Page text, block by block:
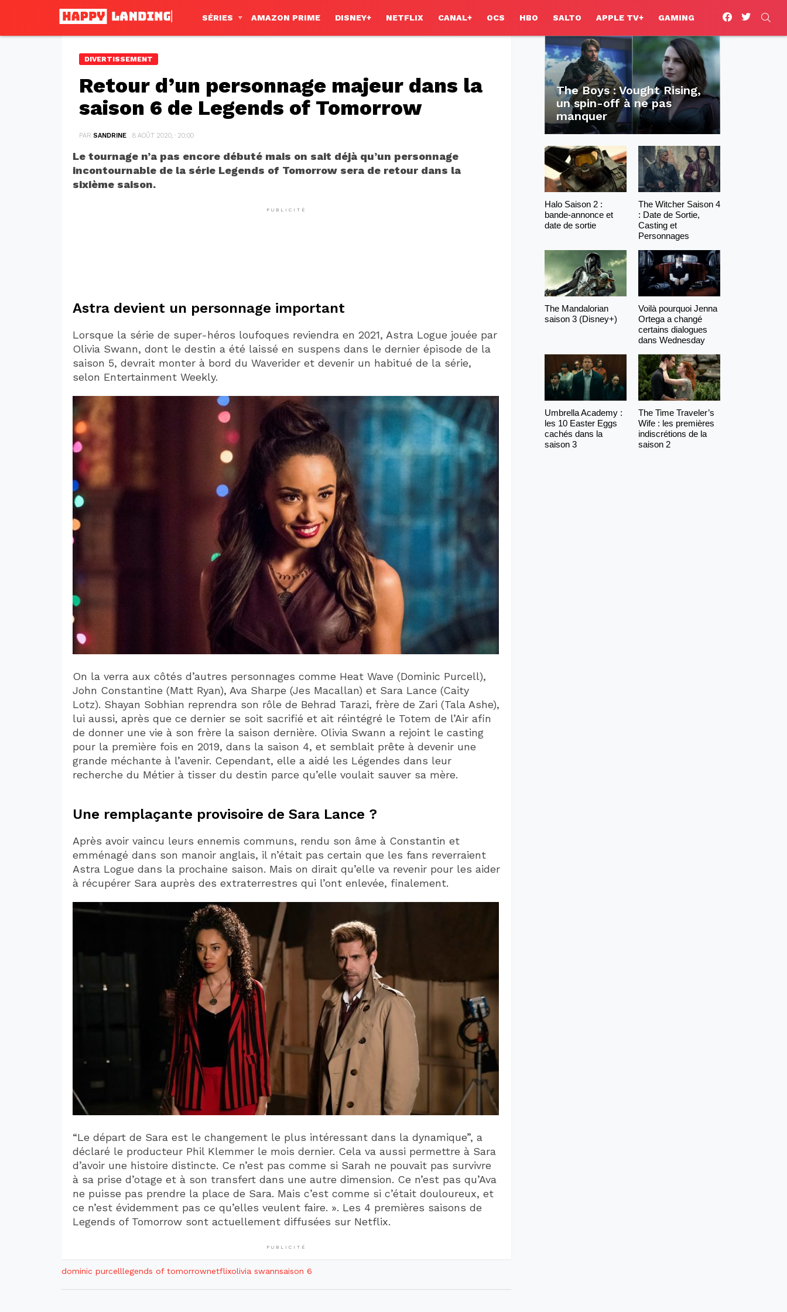
SÉRIES AMAZON PRIME DISNEY+ NETFLIX CANAL+ OCS HBO SALTO APPLE TV+ GAMING
facebooktwitter
DIVERTISSEMENT
Retour d’un personnage majeur dans la
saison 6 de Legends of Tomorrow
PAR SANDRINE 8 AOÛT 2020, · 20:00
Le tournage n’a pas encore débuté mais on sait déjà qu’un personnage
incontournable de la série Legends of Tomorrow sera de retour dans la
sixième saison.
PUBLICITÉ
Astra devient un personnage important
Lorsque la série de super-héros loufoques reviendra en 2021, Astra Logue jouée par
Olivia Swann, dont le destin a été laissé en suspens dans le dernier épisode de la
saison 5, devrait monter à bord du Waverider et devenir un habitué de la série,
selon Entertainment Weekly.
On la verra aux côtés d’autres personnages comme Heat Wave (Dominic Purcell),
John Constantine (Matt Ryan), Ava Sharpe (Jes Macallan) et Sara Lance (Caity
Lotz). Shayan Sobhian reprendra son rôle de Behrad Tarazi, frère de Zari (Tala Ashe),
lui aussi, après que ce dernier se soit sacrifié et ait réintégré le Totem de l’Air afin
de donner une vie à son frère la saison dernière. Olivia Swann a rejoint le casting
pour la première fois en 2019, dans la saison 4, et semblait prête à devenir une
grande méchante à l’avenir. Cependant, elle a aidé les Légendes dans leur
recherche du Métier à tisser du destin parce qu’elle voulait sauver sa mère.
Une remplaçante provisoire de Sara Lance ?
Après avoir vaincu leurs ennemis communs, rendu son âme à Constantin et
emménagé dans son manoir anglais, il n’était pas certain que les fans reverraient
Astra Logue dans la prochaine saison. Mais on dirait qu’elle va revenir pour les aider
à récupérer Sara auprès des extraterrestres qui l’ont enlevée, finalement.
“Le départ de Sara est le changement le plus intéressant dans la dynamique”, a
déclaré le producteur Phil Klemmer le mois dernier. Cela va aussi permettre à Sara
d’avoir une histoire distincte. Ce n’est pas comme si Sarah ne pouvait pas survivre
à sa prise d’otage et à son transfert dans une autre dimension. Ce n’est pas qu’Ava
ne puisse pas prendre la place de Sara. Mais c’est comme si c’était douloureux, et
ce n’est évidemment pas ce qu’elles veulent faire. ». Les 4 premières saisons de
Legends of Tomorrow sont actuellement diffusées sur Netflix.
PUBLICITÉ
dominic purcelllegends of tomorrownetflixolivia swannsaison 6
The Boys : Vought Rising,
un spin-off à ne pas
manquer
Halo Saison 2 :
bande-annonce et
date de sortie
The Witcher Saison 4
: Date de Sortie,
Casting et
Personnages
The Mandalorian
saison 3 (Disney+)
Voilà pourquoi Jenna
Ortega a changé
certains dialogues
dans Wednesday
Umbrella Academy :
les 10 Easter Eggs
cachés dans la
saison 3
The Time Traveler’s
Wife : les premières
indiscrétions de la
saison 2